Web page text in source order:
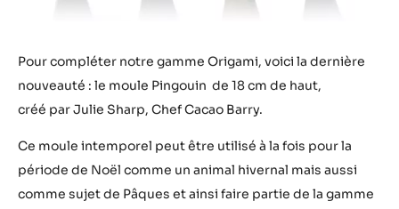
Pour compléter notre gamme Origami, voici la dernière
nouveauté : le moule Pingouin de 18 cm de haut,
créé par Julie Sharp, Chef Cacao Barry.
Ce moule intemporel peut être utilisé à la fois pour la
période de Noël comme un animal hivernal mais aussi
comme sujet de Pâques et ainsi faire partie de la gamme